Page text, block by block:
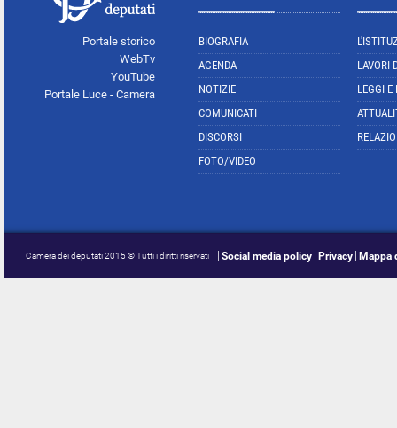
Portale storico
WebTv
YouTube
Portale Luce - Camera
BIOGRAFIA
AGENDA
NOTIZIE
COMUNICATI
DISCORSI
FOTO/VIDEO
LAVORI
LEGGI E
Camera dei deputati 2015 © Tutti i diritti riservati Social media policy Privacy Mappa